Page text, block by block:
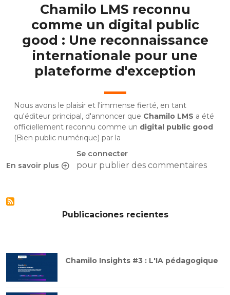
En savoir plus
sur Chamilo LMS reconnu bien public numérique
Se connecter
pour publier des commentaires
Chamilo LMS reconnu
comme un digital public
good : Une reconnaissance
internationale pour une
plateforme d'exception
Nous avons le plaisir et l'immense fierté, en tant
qu'éditeur principal, d'annoncer que Chamilo LMS a été
officiellement reconnu comme un digital public good
(Bien public numérique) par la
Publicaciones recientes
Chamilo Insights #3 : L'IA pédagogique